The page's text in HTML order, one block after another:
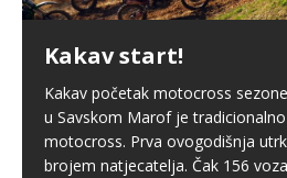
Kakav start!
Kakav početak motocross
u Savskom Marof je
motocross. Prva ovogodišnja
brojem natjecatelja. Čak 156